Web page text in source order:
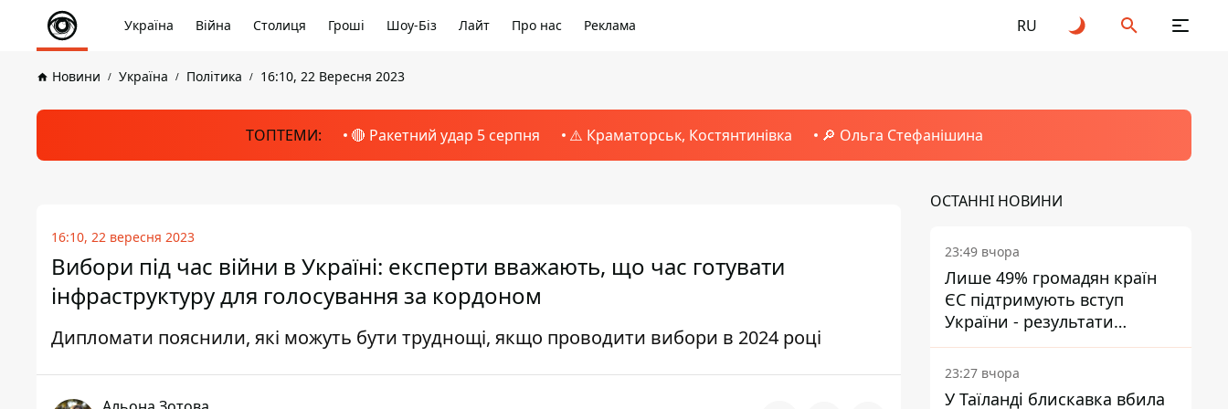
Україна Війна Столиця Гроші Шоу-Біз Лайт Про нас Реклама RU
Новини Україна Політика 16:10, 22 Вересня 2023
ТОПТЕМИ: 🔴 Ракетний удар 5 серпня ⚠️ Краматорськ, Костянтинівка 🔎 Ольга Стефанішина
16:10, 22 вересня 2023
Вибори під час війни в Україні: експерти вважають, що час готувати
інфраструктуру для голосування за кордоном
Дипломати пояснили, які можуть бути труднощі, якщо проводити вибори в 2024 році
ОСТАННІ НОВИНИ
23:49 вчора
Лише 49% громадян країн
ЄС підтримують вступ
України - результати
опитування
23:27 вчора
У Таїланді блискавка вбила